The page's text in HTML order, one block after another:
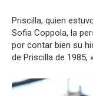
Priscilla, quien
Sofia Coppola, la
por contar bien su
de Priscilla de 1985,